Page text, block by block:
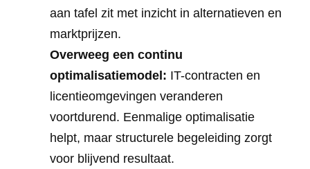
aan tafel zit met inzicht in alternatieven en
marktprijzen.
Overweeg een continu
optimalisatiemodel: IT-contracten en
licentieomgevingen veranderen
voortdurend. Eenmalige optimalisatie
helpt, maar structurele begeleiding zorgt
voor blijvend resultaat.